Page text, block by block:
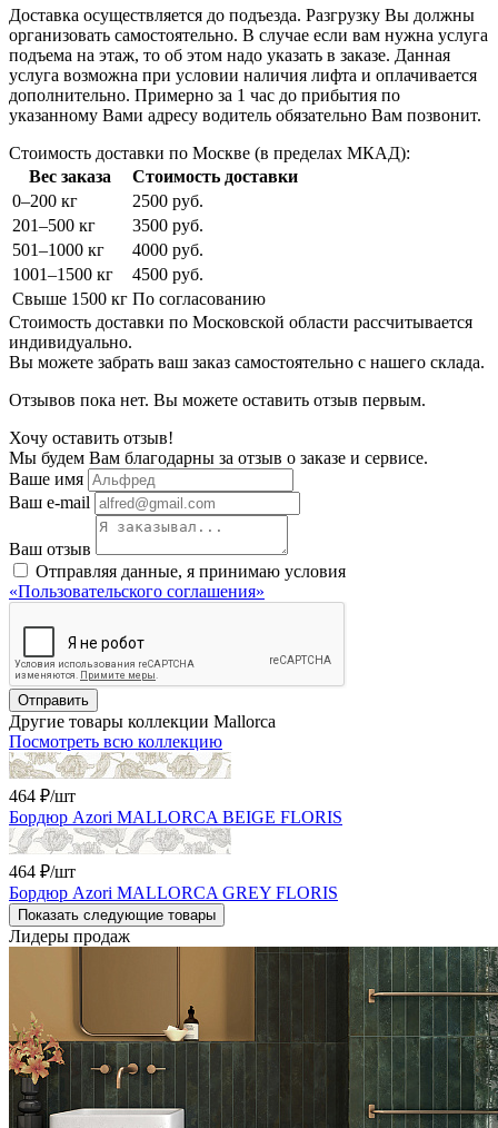
Доставка осуществляется до подъезда. Разгрузку Вы должны
организовать самостоятельно. В случае если вам нужна услуга
подъема на этаж, то об этом надо указать в заказе. Данная
услуга возможна при условии наличия лифта и оплачивается
дополнительно. Примерно за 1 час до прибытия по
указанному Вами адресу водитель обязательно Вам позвонит.
Стоимость доставки по Москве (в пределах МКАД):
Вес заказа
Стоимость доставки
0–200 кг
2500 руб.
201–500 кг
3500 руб.
501–1000 кг
4000 руб.
1001–1500 кг
4500 руб.
Свыше 1500 кг По согласованию
Стоимость доставки по Московской области рассчитывается
индивидуально.
Вы можете забрать ваш заказ самостоятельно с нашего склада.
Отзывов пока нет. Вы можете оставить отзыв первым.
Хочу оставить отзыв!
Мы будем Вам благодарны за отзыв о заказе и сервисе.
Ваше имя
Ваш e-mail
Ваш отзыв
Отправляя данные, я принимаю условия
«Пользовательского соглашения»
Отправить
Другие товары коллекции Mallorca
Посмотреть всю коллекцию
464 ₽/шт
Бордюр Azori MALLORCA BEIGE FLORIS
464 ₽/шт
Бордюр Azori MALLORCA GREY FLORIS
Показать следующие товары
Лидеры продаж